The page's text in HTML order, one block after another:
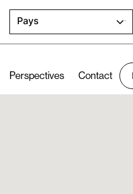
Pays
Perspectives Contact